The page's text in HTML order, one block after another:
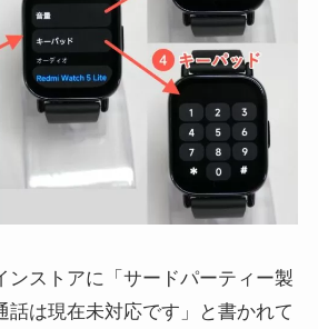
ンストアに「サードパーティー製
話は現在未対応です」と書かれて